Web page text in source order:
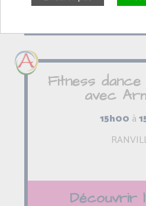
Fitness
avec
15h00 à
Découvrir